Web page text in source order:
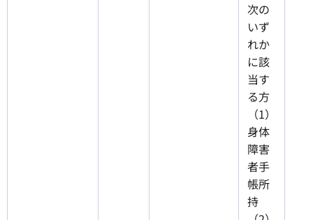
次の
いず
れか
に該
当す
る方
（1）
身体
障害
者手
帳所
持